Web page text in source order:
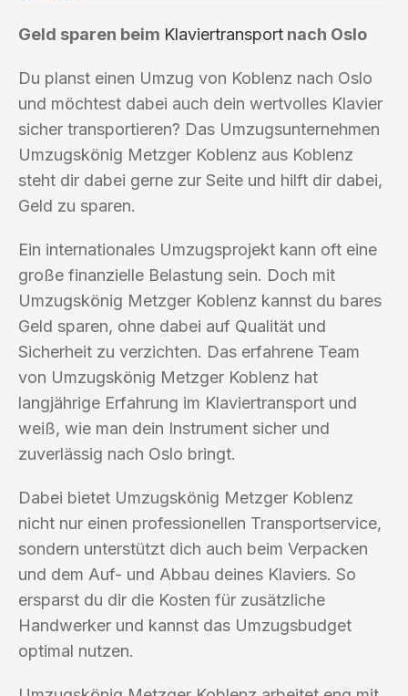
Geld sparen beim Klaviertransport nach Oslo
Du planst einen Umzug von Koblenz nach Oslo
und möchtest dabei auch dein wertvolles Klavier
sicher transportieren? Das Umzugsunternehmen
Umzugskönig Metzger Koblenz aus Koblenz
steht dir dabei gerne zur Seite und hilft dir dabei,
Geld zu sparen.
Ein internationales Umzugsprojekt kann oft eine
große finanzielle Belastung sein. Doch mit
Umzugskönig Metzger Koblenz kannst du bares
Geld sparen, ohne dabei auf Qualität und
Sicherheit zu verzichten. Das erfahrene Team
von Umzugskönig Metzger Koblenz hat
langjährige Erfahrung im Klaviertransport und
weiß, wie man dein Instrument sicher und
zuverlässig nach Oslo bringt.
Dabei bietet Umzugskönig Metzger Koblenz
nicht nur einen professionellen Transportservice,
sondern unterstützt dich auch beim Verpacken
und dem Auf- und Abbau deines Klaviers. So
ersparst du dir die Kosten für zusätzliche
Handwerker und kannst das Umzugsbudget
optimal nutzen.